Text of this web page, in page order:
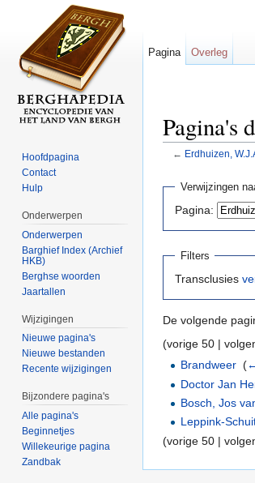
Pagina's
← Erdhuizen,
Verwijzingen
Pagina:
Filters
Transclusies
De volgende
(vorige 50 |
Brandweer ‎(
Doctor Jan
Bosch, Jos
Leppink-
(vorige 50 |
Pagina Overleg
Hoofdpagina
Contact
Hulp
Onderwerpen
Onderwerpen
Barghief Index (Archief
HKB)
Berghse woorden
Jaartallen
Wijzigingen
Nieuwe pagina's
Nieuwe bestanden
Recente wijzigingen
Bijzondere pagina's
Alle pagina's
Beginnetjes
Willekeurige pagina
Zandbak